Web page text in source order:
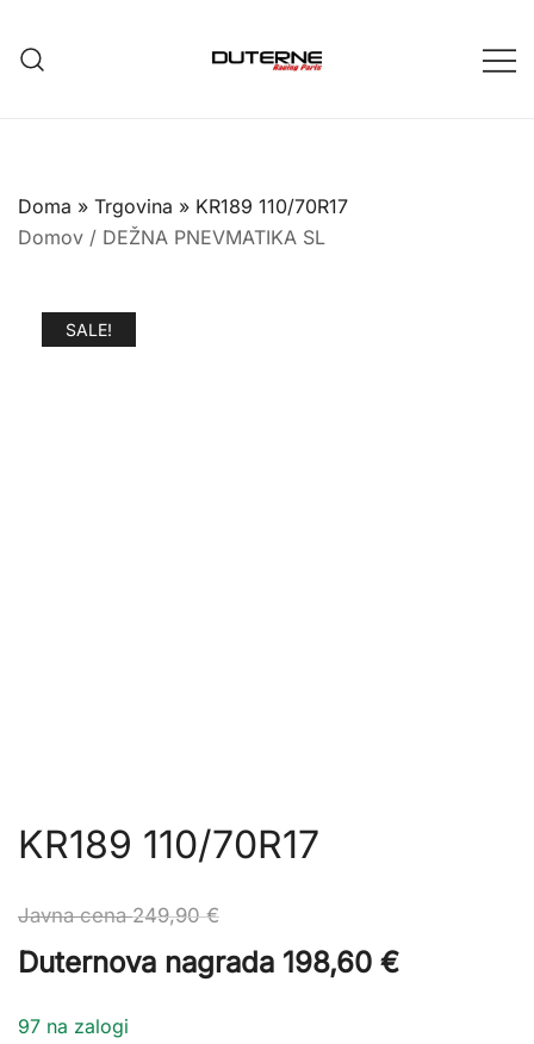
content
Doma » Trgovina » KR189 110/70R17
Domov / DEŽNA PNEVMATIKA SL
SALE!
KR189 110/70R17
Javna cena249,90€
Duternova nagrada 198,60 €
97 na zalogi